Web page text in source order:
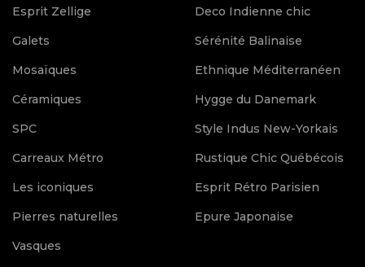
Esprit Zellige
Galets
Mosaïques
Céramiques
SPC
Carreaux Métro
Les iconiques
Pierres naturelles
Vasques
Deco Indienne chic
Sérénité Balinaise
Ethnique Méditerranéen
Hygge du Danemark
Style Indus New-Yorkais
Rustique Chic Québécois
Esprit Rétro Parisien
Epure Japonaise